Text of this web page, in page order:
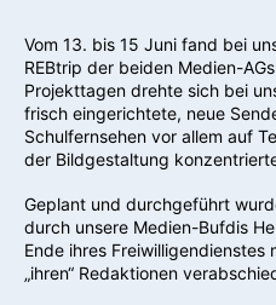
Vom 13. bis 15 Juni fand bei
REBtrip der beiden Medien-
Projekttagen drehte sich bei
frisch eingerichtete, neue
Schulfernsehen vor allem auf
der Bildgestaltung
Geplant und durchgeführt
durch unsere Medien-Bufdis
Ende ihres
„ihren“ Redaktionen